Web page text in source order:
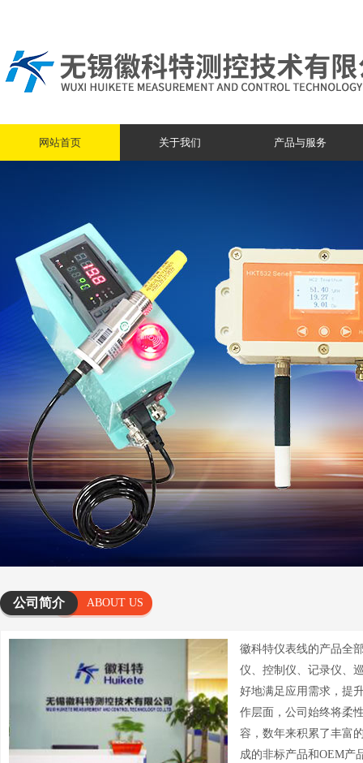
网站首页 关于我们 产品与服务
公司简介 ABOUT US
徽科特仪表线的产品全
仪、控制仪、记录仪、
好地满足应用需求，提
作层面，公司始终将柔
容，数年来积累了丰富
成的非标产品和OEM产